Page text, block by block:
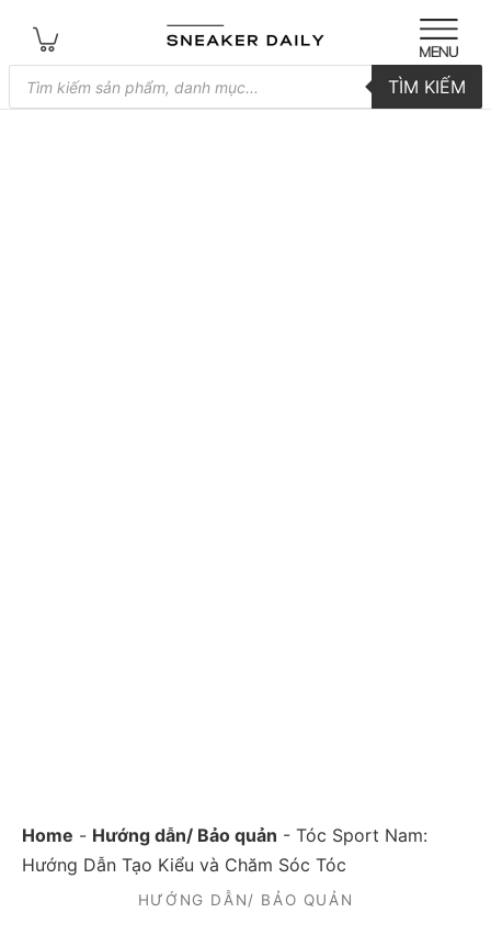
Tìm
kiếm
sản
TÌM KIẾM
Home - Hướng dẫn/ Bảo quản - Tóc Sport Nam:
Hướng Dẫn Tạo Kiểu và Chăm Sóc Tóc
HƯỚNG DẪN/ BẢO QUẢN